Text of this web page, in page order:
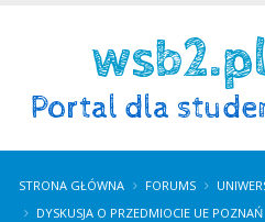
STRONA GŁÓWNA FORUMS
DYSKUSJA O PRZEDMIOCIE UE POZNAŃ